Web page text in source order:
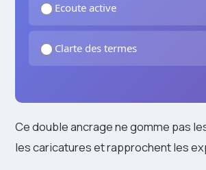
Ecoute active
Clarte des termes
Ce double ancrage ne gomme pas
les caricatures et rapprochent les